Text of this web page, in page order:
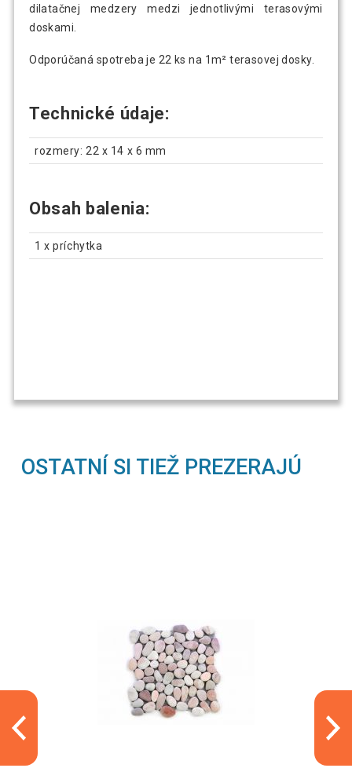
dilatačnej medzery medzi jednotlivými terasovými
doskami.
Odporúčaná spotreba je 22 ks na 1m² terasovej dosky.
Technické údaje:
rozmery: 22 x 14 x 6 mm
Obsah balenia:
1 x príchytka
OSTATNÍ SI TIEŽ PREZERAJÚ